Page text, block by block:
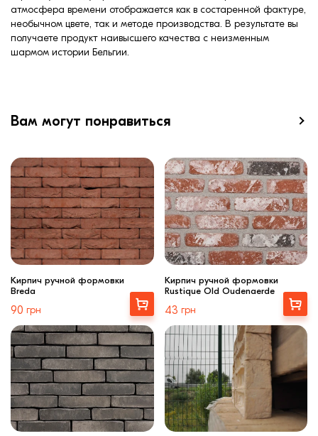
атмосфера времени отображается как в состаренной фактуре,
необычном цвете, так и методе производства. В результате вы
получаете продукт наивысшего качества с неизменным
шармом истории Бельгии.
Вам могут понравиться
Кирпич ручной формовки
Breda
90 грн
Выбрать
Кирпич ручной формовки
Rustique Old Oudenaerde
43 грн
Выбрать